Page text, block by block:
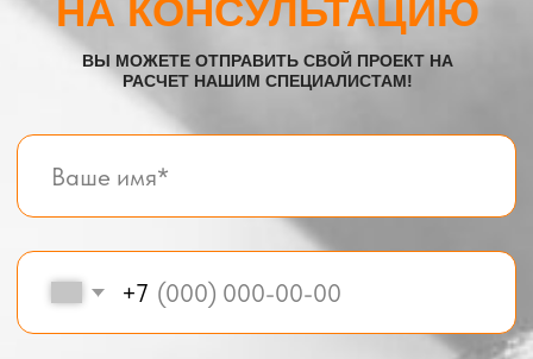
© BOX-MODUL24.RU 2025
Все услуги компании